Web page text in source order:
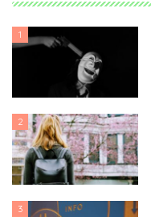
1
2
3